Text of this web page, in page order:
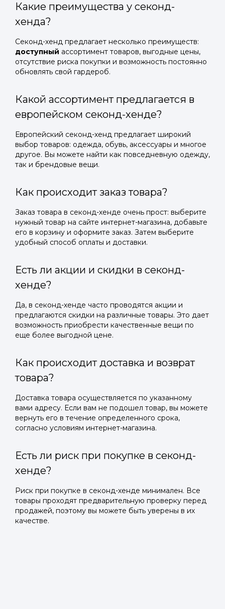
Какие преимущества у секонд-
хенда?
Секонд-хенд предлагает несколько преимуществ:
доступный ассортимент товаров, выгодные цены,
отсутствие риска покупки и возможность постоянно
обновлять свой гардероб.
Какой ассортимент предлагается в
европейском секонд-хенде?
Европейский секонд-хенд предлагает широкий
выбор товаров: одежда, обувь, аксессуары и многое
другое. Вы можете найти как повседневную одежду,
так и брендовые вещи.
Как происходит заказ товара?
Заказ товара в секонд-хенде очень прост: выберите
нужный товар на сайте интернет-магазина, добавьте
его в корзину и оформите заказ. Затем выберите
удобный способ оплаты и доставки.
Есть ли акции и скидки в секонд-
хенде?
Да, в секонд-хенде часто проводятся акции и
предлагаются скидки на различные товары. Это дает
возможность приобрести качественные вещи по
еще более выгодной цене.
Как происходит доставка и возврат
товара?
Доставка товара осуществляется по указанному
вами адресу. Если вам не подошел товар, вы можете
вернуть его в течение определенного срока,
согласно условиям интернет-магазина.
Есть ли риск при покупке в секонд-
хенде?
Риск при покупке в секонд-хенде минимален. Все
товары проходят предварительную проверку перед
продажей, поэтому вы можете быть уверены в их
качестве.